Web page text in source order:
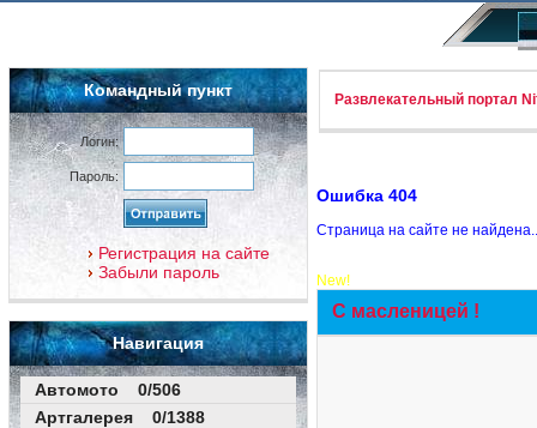
Командный пункт
Логин:
Пароль:
Регистрация на сайте
Забыли пароль
Навигация
Автомото 0/506
Артгалерея 0/1388
Развлекательный портал
Ошибка 404
Страница на сайте не
New!
С масленицей !